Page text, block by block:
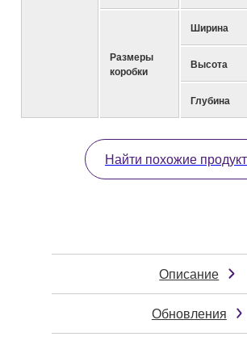
Размеры
коробки
Ширина
Высота
Глубина
Найти похожие
Описание
Обновления